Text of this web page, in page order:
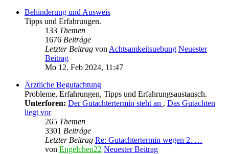
Behinderung und Ausweis
Tipps und Erfahrungen.
133 Themen
1676 Beiträge
Letzter Beitrag von Achtsamkeitsuebung Neuester
Beitrag
Mo 12. Feb 2024, 11:47
Ärztliche Begutachtung
Probleme, Erfahrungen, Tipps und Erfahrungsaustausch.
Unterforen: Der Gutachtertermin steht an , Das Gutachten
liegt vor
265 Themen
3301 Beiträge
Letzter Beitrag Re: Gutachtertermin wegen 2. …
von Engelchen22 Neuester Beitrag